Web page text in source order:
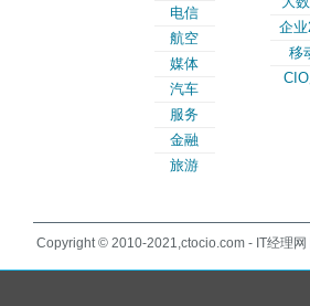
电信
航空
媒体
汽车
服务
金融
旅游
企
移
Copyright © 2010-2021,ctocio.com - IT经理网